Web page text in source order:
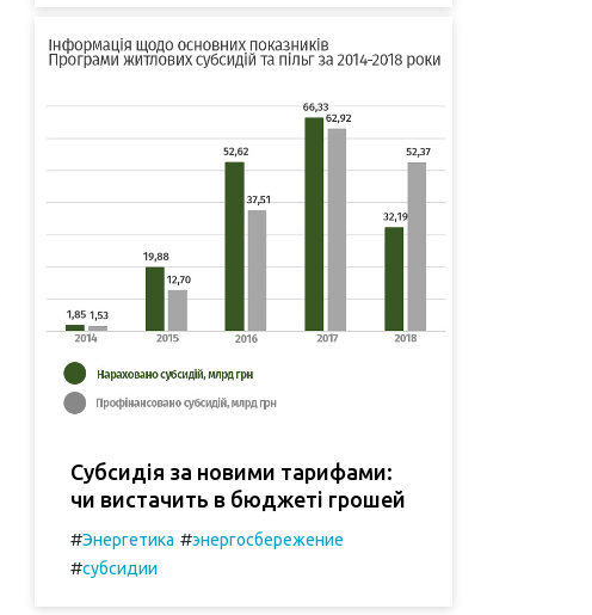
Субсидія за новими тарифами:
чи вистачить в бюджеті грошей
#Энергетика #энергосбережение
#субсидии